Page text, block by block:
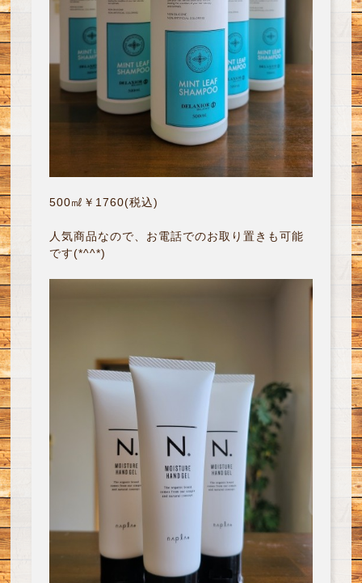
500㎖￥1760(税込)
人気商品なので、お電話でのお取り置きも可能
です(*^^*)